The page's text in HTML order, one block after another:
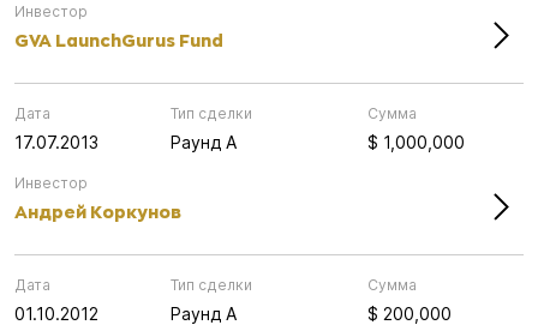
Инвестор
GVA LaunchGurus Fund
Дата
17.07.2013
Тип сделки
Раунд А
Сумма
$ 1,000,000
Инвестор
Андрей Коркунов
Дата
01.10.2012
Тип сделки
Раунд А
Сумма
$ 200,000